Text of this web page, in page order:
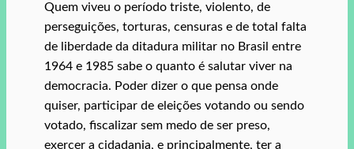
Quem viveu o período triste, violento, de
perseguições, torturas, censuras e de total falta
de liberdade da ditadura militar no Brasil entre
1964 e 1985 sabe o quanto é salutar viver na
democracia. Poder dizer o que pensa onde
quiser, participar de eleições votando ou sendo
votado, fiscalizar sem medo de ser preso,
exercer a cidadania, e principalmente, ter a